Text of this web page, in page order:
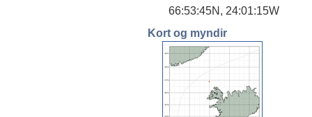
66:53:45N, 24:01:15W
Kort og myndir